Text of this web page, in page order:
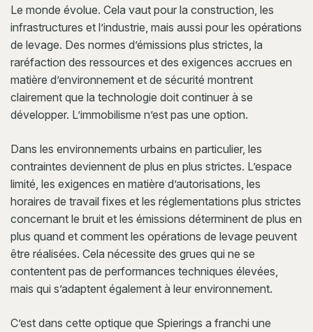
Le monde évolue. Cela vaut pour la construction, les
infrastructures et l’industrie, mais aussi pour les opérations
de levage. Des normes d’émissions plus strictes, la
raréfaction des ressources et des exigences accrues en
matière d’environnement et de sécurité montrent
clairement que la technologie doit continuer à se
développer. L’immobilisme n’est pas une option.
Dans les environnements urbains en particulier, les
contraintes deviennent de plus en plus strictes. L’espace
limité, les exigences en matière d’autorisations, les
horaires de travail fixes et les réglementations plus strictes
concernant le bruit et les émissions déterminent de plus en
plus quand et comment les opérations de levage peuvent
être réalisées. Cela nécessite des grues qui ne se
contentent pas de performances techniques élevées,
mais qui s’adaptent également à leur environnement.
C’est dans cette optique que Spierings a franchi une